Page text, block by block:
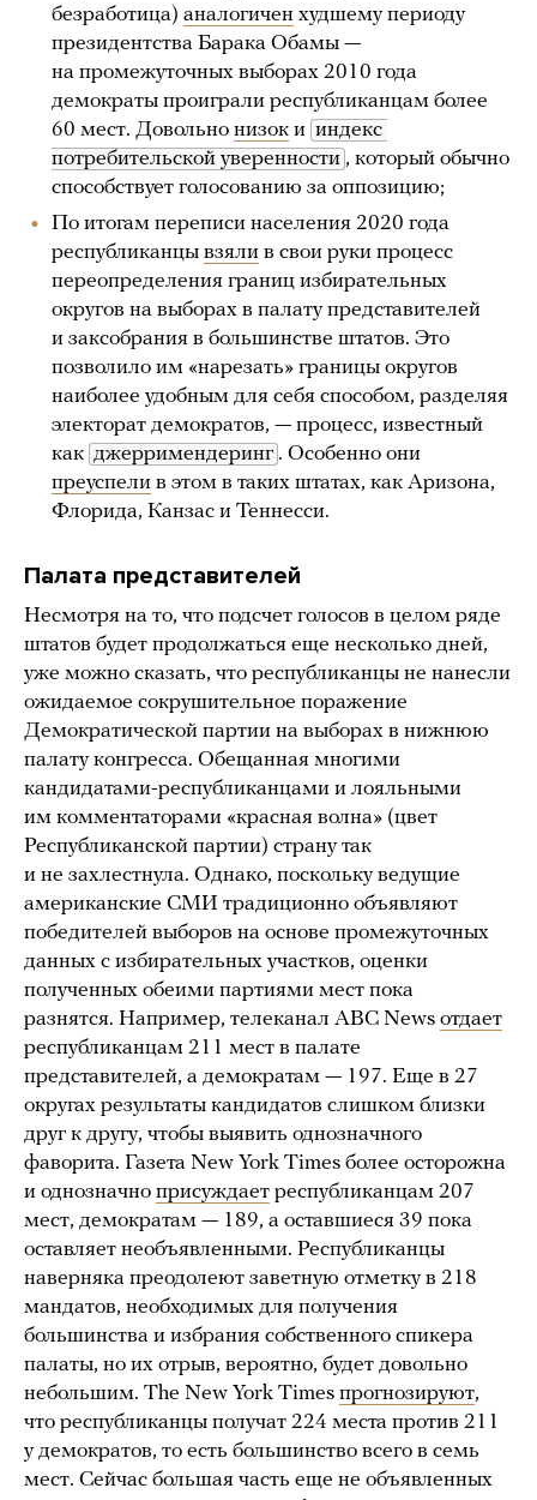
безработица) аналогичен худшему периоду
президентства Барака Обамы —
на промежуточных выборах 2010 года
демократы проиграли республиканцам более
60 мест. Довольно низок и индекс
потребительской уверенности , который обычно
способствует голосованию за оппозицию;
По итогам переписи населения 2020 года
республиканцы взяли в свои руки процесс
переопределения границ избирательных
округов на выборах в палату представителей
и заксобрания в большинстве штатов. Это
позволило им «нарезать» границы округов
наиболее удобным для себя способом, разделяя
электорат демократов, — процесс, известный
как джерримендеринг . Особенно они
преуспели в этом в таких штатах, как Аризона,
Флорида, Канзас и Теннесси.
Палата представителей
Несмотря на то, что подсчет голосов в целом ряде
штатов будет продолжаться еще несколько дней,
уже можно сказать, что республиканцы не нанесли
ожидаемое сокрушительное поражение
Демократической партии на выборах в нижнюю
палату конгресса. Обещанная многими
кандидатами-республиканцами и лояльными
им комментаторами «красная волна» (цвет
Республиканской партии) страну так
и не захлестнула. Однако, поскольку ведущие
американские СМИ традиционно объявляют
победителей выборов на основе промежуточных
данных с избирательных участков, оценки
полученных обеими партиями мест пока
разнятся. Например, телеканал ABC News отдает
республиканцам 211 мест в палате
представителей, а демократам — 197. Еще в 27
округах результаты кандидатов слишком близки
друг к другу, чтобы выявить однозначного
фаворита. Газета New York Times более осторожна
и однозначно присуждает республиканцам 207
мест, демократам — 189, а оставшиеся 39 пока
оставляет необъявленными. Республиканцы
наверняка преодолеют заветную отметку в 218
мандатов, необходимых для получения
большинства и избрания собственного спикера
палаты, но их отрыв, вероятно, будет довольно
небольшим. The New York Times прогнозируют,
что республиканцы получат 224 места против 211
у демократов, то есть большинство всего в семь
мест. Сейчас большая часть еще не объявленных